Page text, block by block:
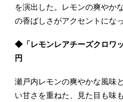
を演出した。レモンの爽やか
の香ばしさがアクセントになっ
◆「レモンレアチーズクロワ
円
瀬戸内レモンの爽やかな風味
い甘さを重ねた、見た目も味